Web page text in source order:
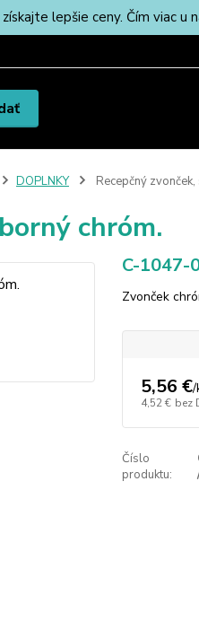
lepšie ceny. Čím viac u
DOPLNKY Recepčný
chróm.
C-1047-
Zvonček
5,56 €/
4,52 € bez
Číslo
produktu: